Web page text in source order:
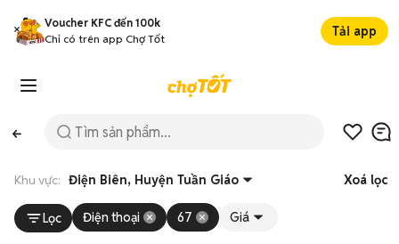
Voucher KFC đến 100k
Chỉ có trên app Chợ Tốt
Tải app
Khu vực: Điện Biên, Huyện Tuần Giáo Xoá lọc
Lọc Điện thoại 67 Giá